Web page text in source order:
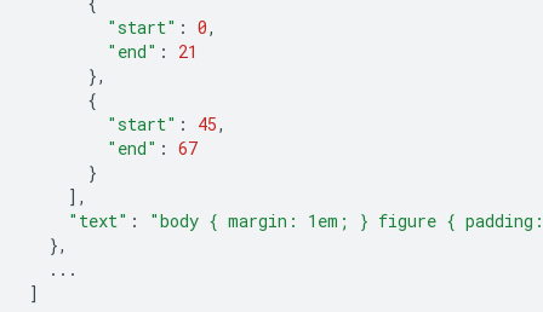
"start" : 0,
"end" :
21
},
{
"start" : 45,
"end" : 67
}
],
"text" :
"body { margin: 1em; } figure {
},
...
]